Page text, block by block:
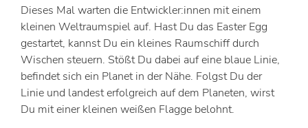
Dieses Mal warten die Entwickler:innen mit einem
kleinen Weltraumspiel auf. Hast Du das Easter Egg
gestartet, kannst Du ein kleines Raumschiff durch
Wischen steuern. Stößt Du dabei auf eine blaue Linie,
befindet sich ein Planet in der Nähe. Folgst Du der
Linie und landest erfolgreich auf dem Planeten, wirst
Du mit einer kleinen weißen Flagge belohnt.